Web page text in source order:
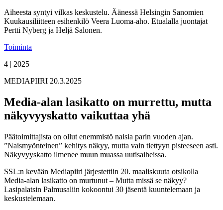
Aiheesta syntyi vilkas keskustelu. Äänessä Helsingin Sanomien
Kuukausiliitteen esihenkilö Veera Luoma-aho. Etualalla juontajat
Pertti Nyberg ja Heljä Salonen.
Toiminta
4 | 2025
MEDIAPIIRI 20.3.2025
Media-alan lasikatto on murrettu, mutta
näkyvyyskatto vaikuttaa yhä
Päätoimittajista on ollut enemmistö naisia parin vuoden ajan.
”Naismyönteinen” kehitys näkyy, mutta vain tiettyyn pisteeseen asti.
Näkyvyyskatto ilmenee muun muassa uutisaiheissa.
SSL:n kevään Mediapiiri järjestettiin 20. maaliskuuta otsikolla
Media-alan lasikatto on murtunut – Mutta missä se näkyy?
Lasipalatsin Palmusaliin kokoontui 30 jäsentä kuuntelemaan ja
keskustelemaan.